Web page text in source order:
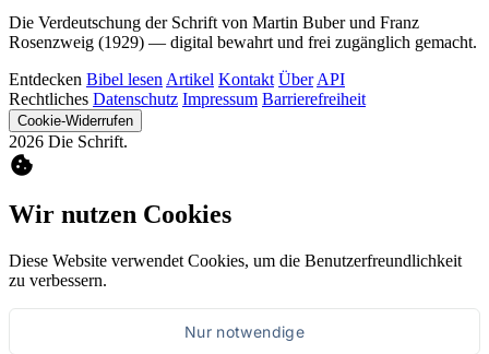
Die Verdeutschung der Schrift von Martin Buber und Franz
Rosenzweig (1929) — digital bewahrt und frei zugänglich gemacht.
Entdecken Bibel lesen Artikel Kontakt Über API
Rechtliches Datenschutz Impressum Barrierefreiheit
Cookie-Widerrufen
2026 Die Schrift.
cookie
Wir nutzen Cookies
Diese Website verwendet Cookies, um die Benutzerfreundlichkeit
zu verbessern.
Nur notwendige